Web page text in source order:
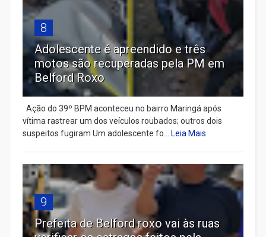
8
Adolescente é apreendido e três
motos são recuperadas pela PM em
Belford Roxo
Ação do 39º BPM aconteceu no bairro Maringá após
vítima rastrear um dos veículos roubados; outros dois
suspeitos fugiram Um adolescente fo...
Leia Mais
9
Prefeita de Belford roxo vai às ruas